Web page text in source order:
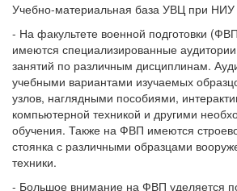
Учебно-материальная база УВЦ при
- На факультете военной подготовки
имеются специализированные
занятий по различным дисциплинам.
учебными вариантами изучаемых
узлов, наглядными пособиями,
компьютерной техникой и другими
обучения. Также на ФВП имеются
стоянка с различными образцами
техники.
- Большое внимание на ФВП уделяется